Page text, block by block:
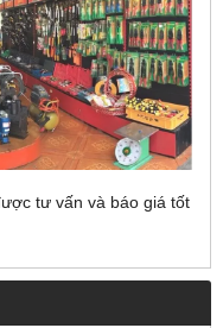
tư vấn và báo giá tốt